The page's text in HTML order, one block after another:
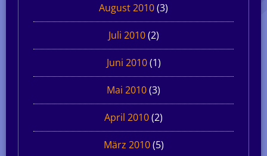
August 2010(3)
Juli 2010(2)
Juni 2010(1)
Mai 2010(3)
April 2010(2)
März 2010(5)